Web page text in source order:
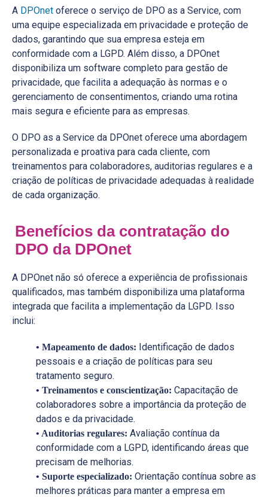
A DPOnet oferece o serviço de DPO as a Service, com
uma equipe especializada em privacidade e proteção de
dados, garantindo que sua empresa esteja em
conformidade com a LGPD. Além disso, a DPOnet
disponibiliza um software completo para gestão de
privacidade, que facilita a adequação às normas e o
gerenciamento de consentimentos, criando uma rotina
mais segura e eficiente para as empresas.
O DPO as a Service da DPOnet oferece uma abordagem
personalizada e proativa para cada cliente, com
treinamentos para colaboradores, auditorias regulares e a
criação de políticas de privacidade adequadas à realidade
de cada organização.
Benefícios da contratação do
DPO da DPOnet
A DPOnet não só oferece a experiência de profissionais
qualificados, mas também disponibiliza uma plataforma
integrada que facilita a implementação da LGPD. Isso
inclui:
• Mapeamento de dados: Identificação de dados
pessoais e a criação de políticas para seu
tratamento seguro.
• Treinamentos e conscientização: Capacitação de
colaboradores sobre a importância da proteção de
dados e da privacidade.
• Auditorias regulares: Avaliação contínua da
conformidade com a LGPD, identificando áreas que
precisam de melhorias.
• Suporte especializado: Orientação contínua sobre as
melhores práticas para manter a empresa em